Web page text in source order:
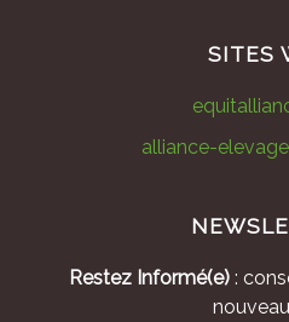
SITES
alliance-
Restez Informé(e):